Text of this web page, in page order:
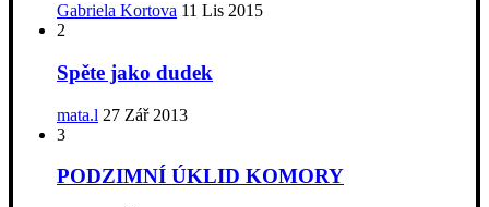
Gabriela Kortova 11 Lis 2015
2
Spěte jako dudek
mata.l 27 Zář 2013
3
PODZIMNÍ ÚKLID KOMORY